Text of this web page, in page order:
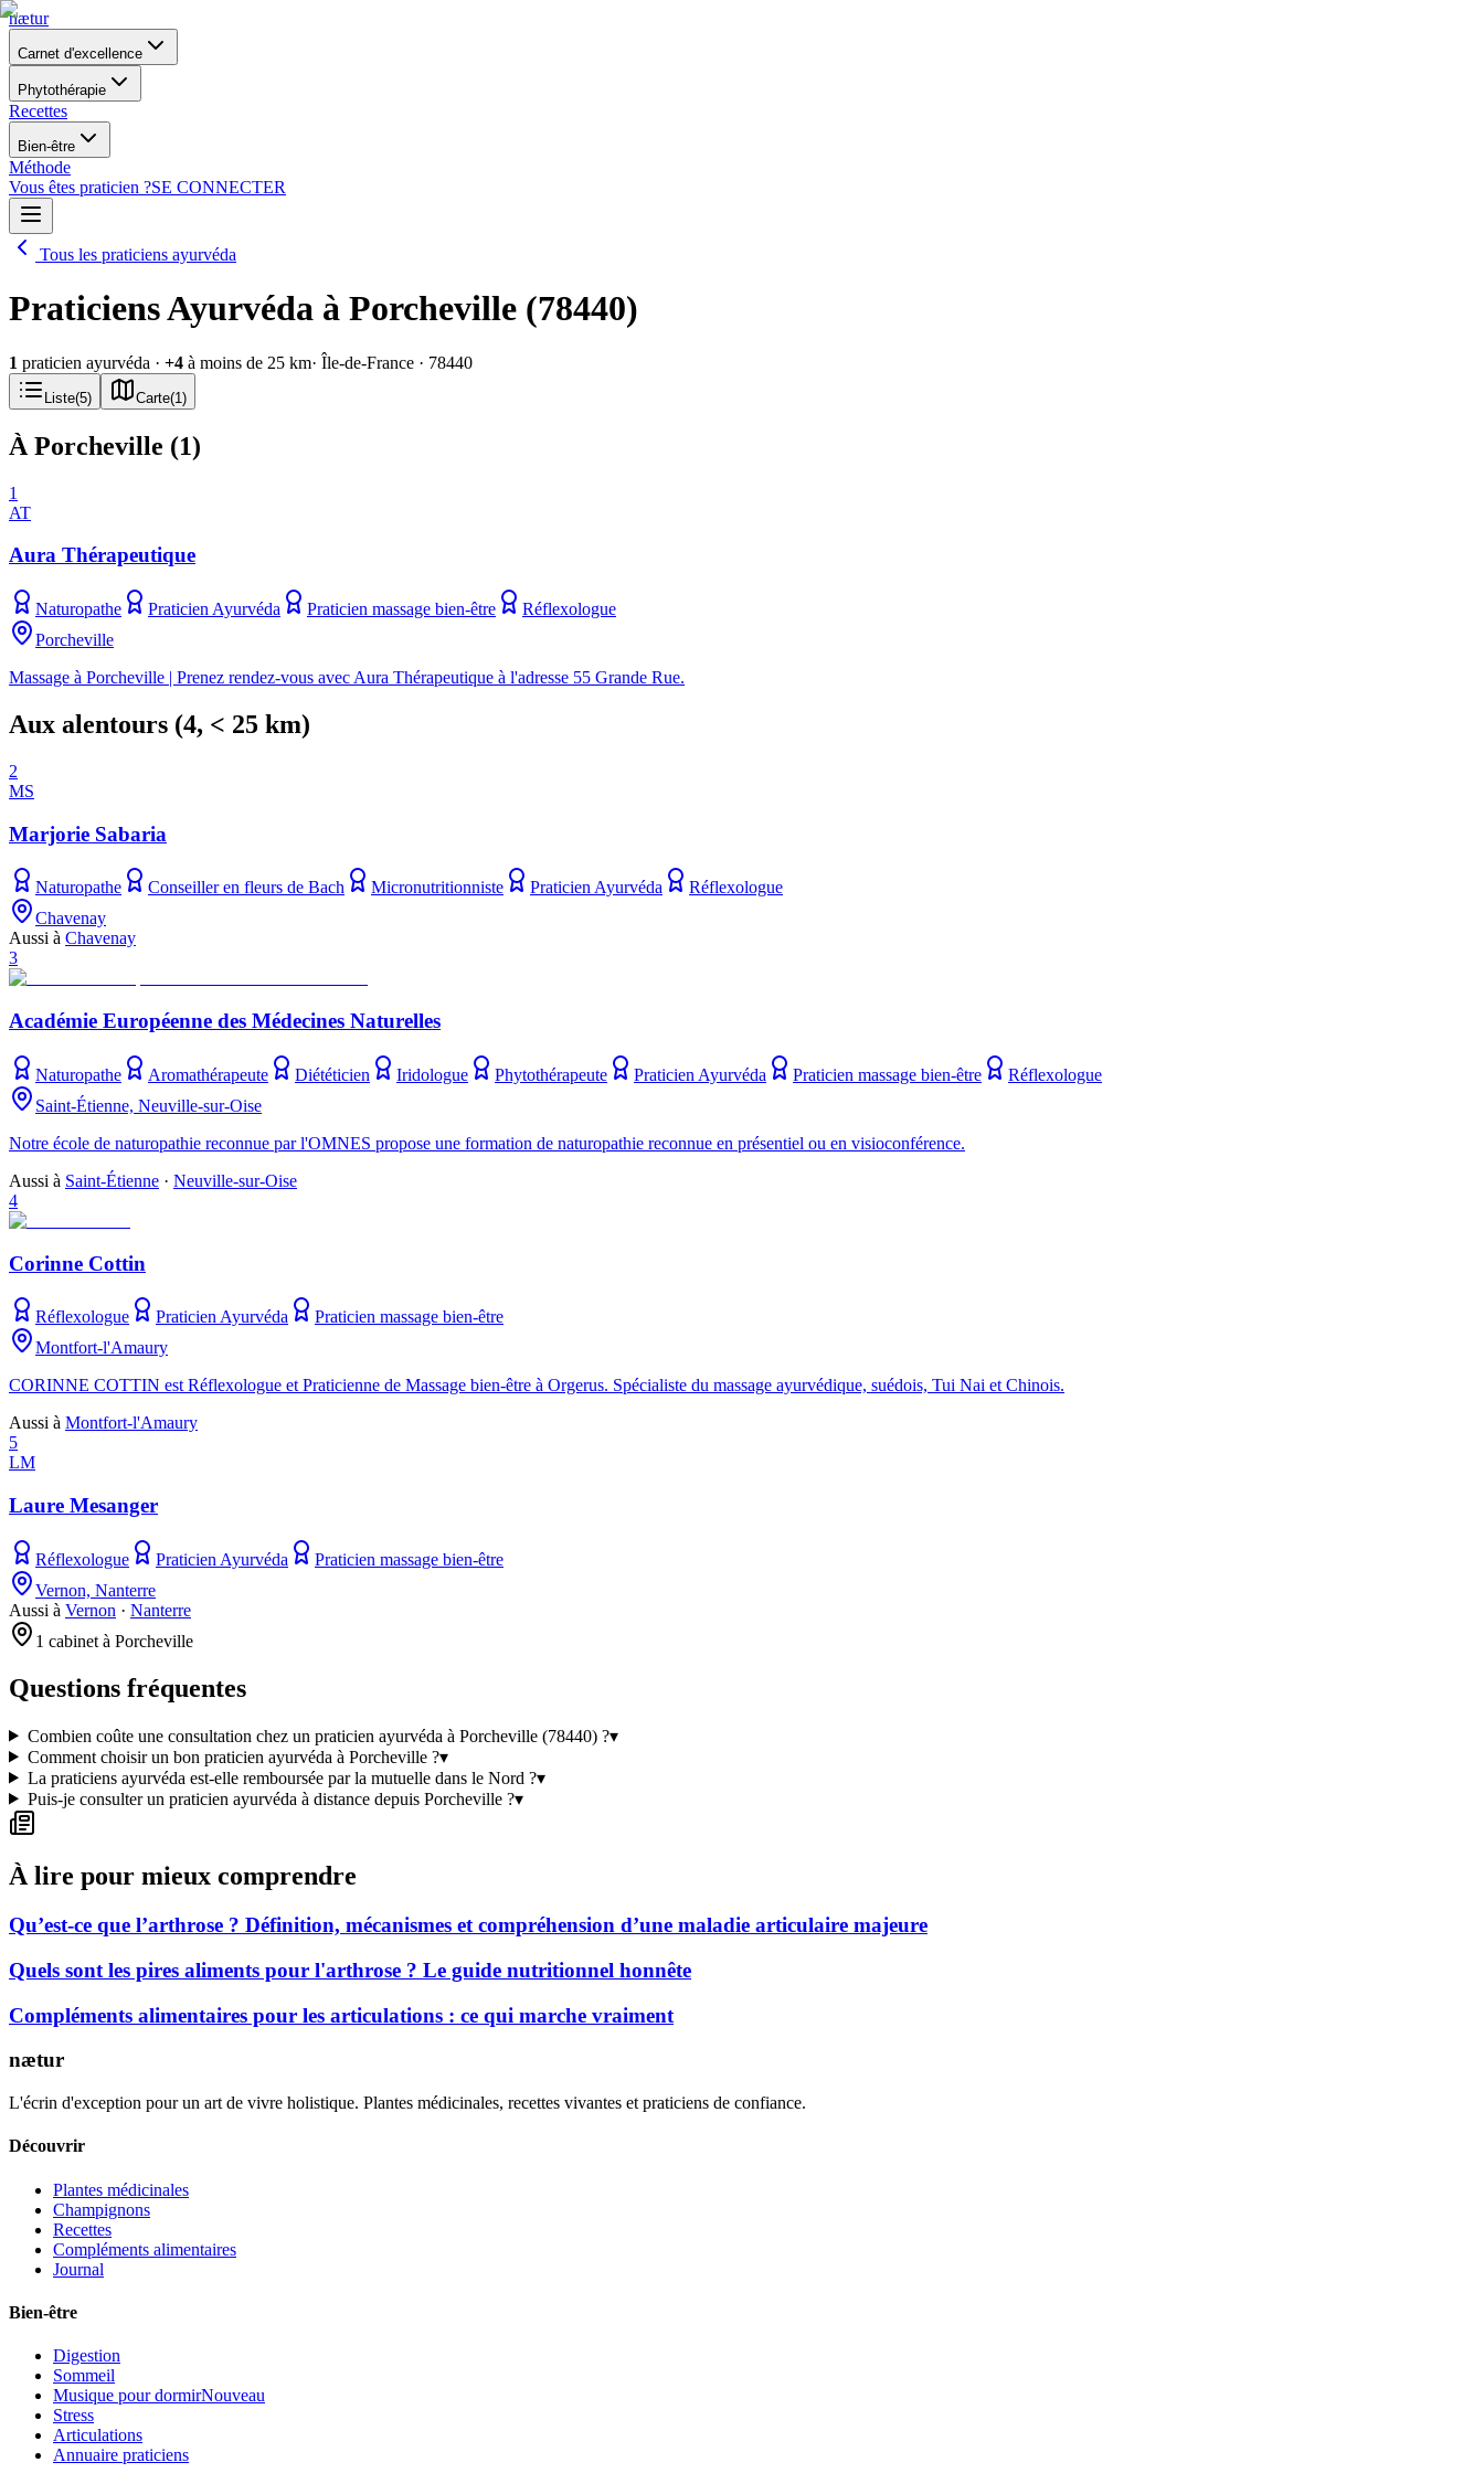
nætur
Carnet d'excellence
Phytothérapie
Recettes
Bien-être
Méthode
Vous êtes praticien ?SE CONNECTER
Tous les praticiens ayurvéda
Praticiens Ayurvéda à Porcheville (78440)
1 praticien ayurvéda · +4 à moins de 25 km· Île-de-France · 78440
Liste(5) Carte(1 )
À Porcheville (1)
1
AT
Aura Thérapeutique
Naturopathe Praticien Ayurvéda Praticien massage bien-être
Réflexologue
Porcheville
Massage à Porcheville | Prenez rendez-vous avec Aura Thérapeutique à l'adresse 55 Grande Rue.
Aux alentours (4, < 25 km)
2
MS
Marjorie Sabaria
Naturopathe Conseiller en fleurs de Bach Micronutritionniste Praticien Ayurvéda
Réflexologue
Chavenay
Aussi à Chavenay
3
Académie Européenne des Médecines Naturelles
Naturopathe Aromathérapeute Diététicien Iridologue Phytothérapeute Praticien Ayurvéda Praticien massage bien-être
Réflexologue
Saint-Étienne, Neuville-sur-Oise
Notre école de naturopathie reconnue par l'OMNES propose une formation de naturopathie reconnue en présentiel ou en visioconférence.
Aussi à Saint-Étienne · Neuville-sur-Oise
4
Corinne Cottin
Réflexologue Praticien Ayurvéda
Praticien massage bien-être
Montfort-l'Amaury
CORINNE COTTIN est Réflexologue et Praticienne de Massage bien-être à Orgerus. Spécialiste du massage ayurvédique, suédois, Tui Nai et Chinois.
Aussi à Montfort-l'Amaury
5
LM
Laure Mesanger
Réflexologue Praticien Ayurvéda
Praticien massage bien-être
Vernon, Nanterre
Aussi à Vernon · Nanterre
1 cabinet à Porcheville
Questions fréquentes
Combien coûte une consultation chez un praticien ayurvéda à Porcheville (78440) ?▾
Comment choisir un bon praticien ayurvéda à Porcheville ?▾
La praticiens ayurvéda est-elle remboursée par la mutuelle dans le Nord ?▾
Puis-je consulter un praticien ayurvéda à distance depuis Porcheville ?▾
À lire pour mieux comprendre
Qu’est-ce que l’arthrose ? Définition, mécanismes et compréhension d’une maladie articulaire majeure
Quels sont les pires aliments pour l'arthrose ? Le guide nutritionnel honnête
Compléments alimentaires pour les articulations : ce qui marche vraiment
nætur
L'écrin d'exception pour un art de vivre holistique. Plantes médicinales, recettes vivantes et praticiens de confiance.
Découvrir
Plantes médicinales
Champignons
Recettes
Compléments alimentaires
Journal
Bien-être
Digestion
Sommeil
Musique pour dormirNouveau
Stress
Articulations
Annuaire praticiens